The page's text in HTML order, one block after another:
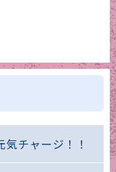
チャージ！！